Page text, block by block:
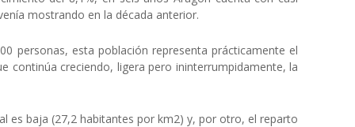
mostrando en la década anterior.
personas, esta población representa prácticamente el
continúa creciendo, ligera pero ininterrumpidamente, la
es baja (27,2 habitantes por km2) y, por otro, el reparto